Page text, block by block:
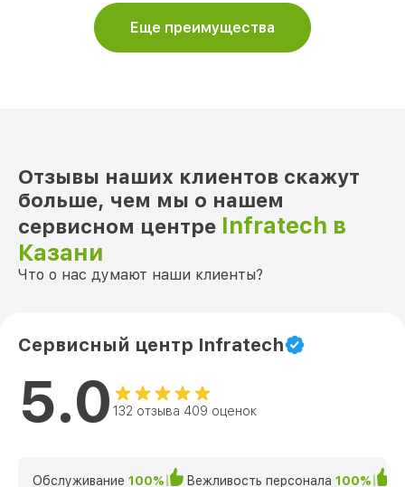
Еще преимущества
Отзывы наших клиентов скажут
больше, чем мы о нашем
сервисном центре Infratech в
Казани
Что о нас думают наши клиенты?
Сервисный центр Infratech
5.0 132 отзыва 409 оценок
Обслуживание 100% Вежливость персонала 100%